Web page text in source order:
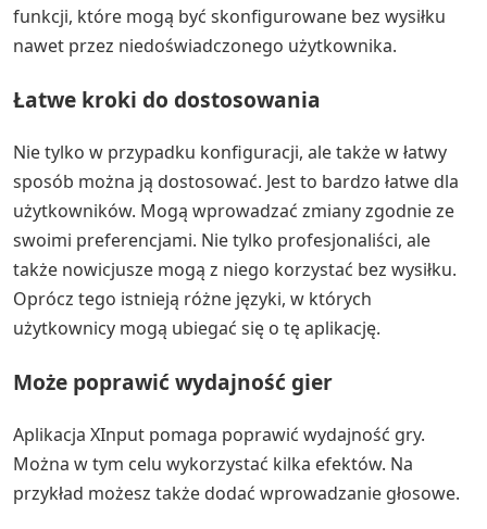
funkcji, które mogą być skonfigurowane bez wysiłku
nawet przez niedoświadczonego użytkownika.
Łatwe kroki do dostosowania
Nie tylko w przypadku konfiguracji, ale także w łatwy
sposób można ją dostosować. Jest to bardzo łatwe dla
użytkowników. Mogą wprowadzać zmiany zgodnie ze
swoimi preferencjami. Nie tylko profesjonaliści, ale
także nowicjusze mogą z niego korzystać bez wysiłku.
Oprócz tego istnieją różne języki, w których
użytkownicy mogą ubiegać się o tę aplikację.
Może poprawić wydajność gier
Aplikacja XInput pomaga poprawić wydajność gry.
Można w tym celu wykorzystać kilka efektów. Na
przykład możesz także dodać wprowadzanie głosowe.